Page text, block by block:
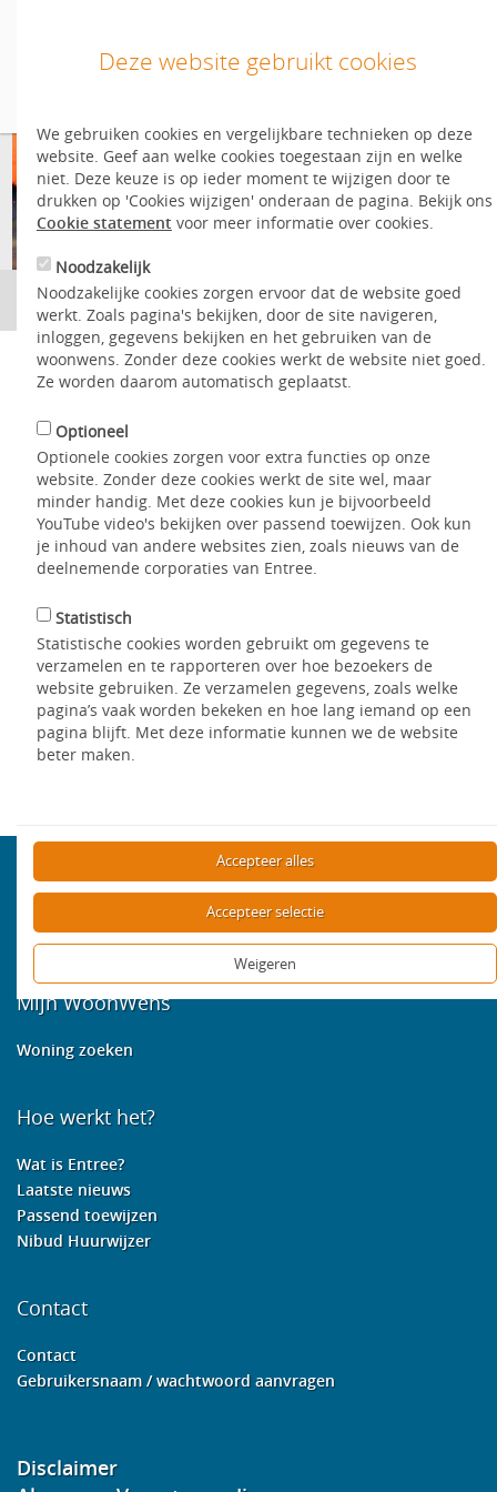
Deze website gebruikt cookies
We gebruiken cookies en vergelijkbare technieken op deze
website. Geef aan welke cookies toegestaan zijn en welke
niet. Deze keuze is op ieder moment te wijzigen door te
drukken op 'Cookies wijzigen' onderaan de pagina. Bekijk ons
Cookie statement voor meer informatie over cookies.
Noodzakelijk
Noodzakelijke cookies zorgen ervoor dat de website goed
werkt. Zoals pagina's bekijken, door de site navigeren,
inloggen, gegevens bekijken en het gebruiken van de
woonwens. Zonder deze cookies werkt de website niet goed.
Ze worden daarom automatisch geplaatst.
Optioneel
Optionele cookies zorgen voor extra functies op onze
website. Zonder deze cookies werkt de site wel, maar
minder handig. Met deze cookies kun je bijvoorbeeld
YouTube video's bekijken over passend toewijzen. Ook kun
je inhoud van andere websites zien, zoals nieuws van de
deelnemende corporaties van Entree.
Statistisch
Statistische cookies worden gebruikt om gegevens te
verzamelen en te rapporteren over hoe bezoekers de
website gebruiken. Ze verzamelen gegevens, zoals welke
pagina’s vaak worden bekeken en hoe lang iemand op een
pagina blijft. Met deze informatie kunnen we de website
beter maken.
Accepteer alles
Accepteer selectie
Weigeren
Inloggen/inschrijven
Inloggen
Nog geen account?Start hier.
Aanbod
Mijn WoonWens
Hoe werkt het?
Contact
Lijst Kaart Favorieten
0
Waar bent u naar op zoek?
Woning
Naar de volgende vraag
Aanbod
Bekijk het aanbod
Mijn WoonWens
Woning zoeken
Hoe werkt het?
Wat is Entree?
Laatste nieuws
Passend toewijzen
Nibud Huurwijzer
Contact
Contact
Gebruikersnaam / wachtwoord aanvragen
Disclaimer